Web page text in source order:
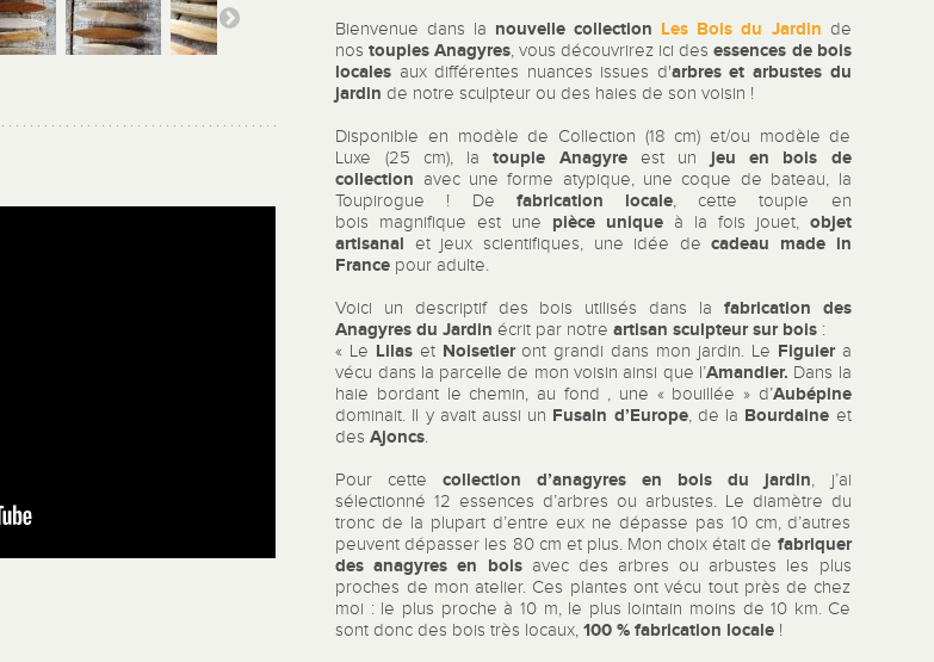
Bienvenue dans la nouvelle collection Les Bois du Jardin de
nostoupies Anagyres, vous découvrirez ici desessences de bois
locales aux différentes nuances issues d'arbres et arbustes du
jardin de notre sculpteur ou des haies de son voisin !
Disponible en modèle de Collection (18 cm) et/ou modèle de
Luxe (25 cm), latoupie Anagyreest un jeu en bois de
collection avec une forme atypique, une coque de bateau, la
Toupirogue ! De fabrication locale, cette toupie en
bois magnifique est une pièce uniqueà la fois jouet, objet
artisanal et jeux scientifiques, une idée decadeau made in
France pour adulte.
Voici un descriptif des bois utilisés dans la fabrication des
Anagyres du Jardin écrit par notreartisan sculpteur sur bois :
« Le Lilaset Noisetieront grandi dans mon jardin. Le Figuiera
vécu dans la parcelle de mon voisin ainsi que l’Amandier. Dans la
haie bordant le chemin, au fond , une « bouillée » d’Aubépine
dominait. Il y avait aussi un Fusain d’Europe, de la Bourdaine et
des Ajoncs.
Pour cettecollection d’anagyres en bois du jardin, j’ai
sélectionné 12 essences d’arbres ou arbustes. Le diamètre du
tronc de la plupart d’entre eux ne dépasse pas 10 cm, d’autres
peuvent dépasser les 80 cm et plus. Mon choix était de fabriquer
des anagyres en boisavec des arbres ou arbustes les plus
proches de mon atelier. Ces plantes ont vécu tout près de chez
moi : le plus proche à 10 m, le plus lointain moins de 10 km. Ce
sont donc des bois très locaux,100 % fabrication locale !